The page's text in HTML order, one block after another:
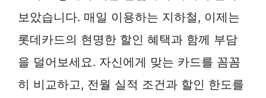
보았습니다. 매일 이용하는 지하철, 이제는
롯데카드의 현명한 할인 혜택과 함께 부담
을 덜어보세요. 자신에게 맞는 카드를 꼼꼼
히 비교하고, 전월 실적 조건과 할인 한도를